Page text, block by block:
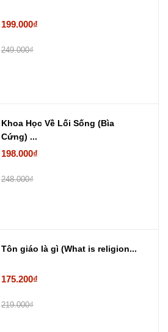
199.000₫
249.000₫
Khoa Học Về Lối Sống (Bìa
Cứng) ...
198.000₫
248.000₫
Tôn giáo là gì (What is religion...
175.200₫
219.000₫